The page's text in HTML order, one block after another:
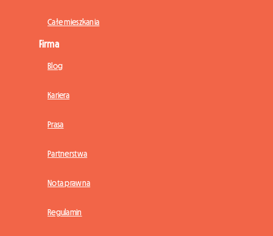
Całe mieszkania
Firma
Blog
Kariera
Prasa
Partnerstwa
Nota prawna
Regulamin